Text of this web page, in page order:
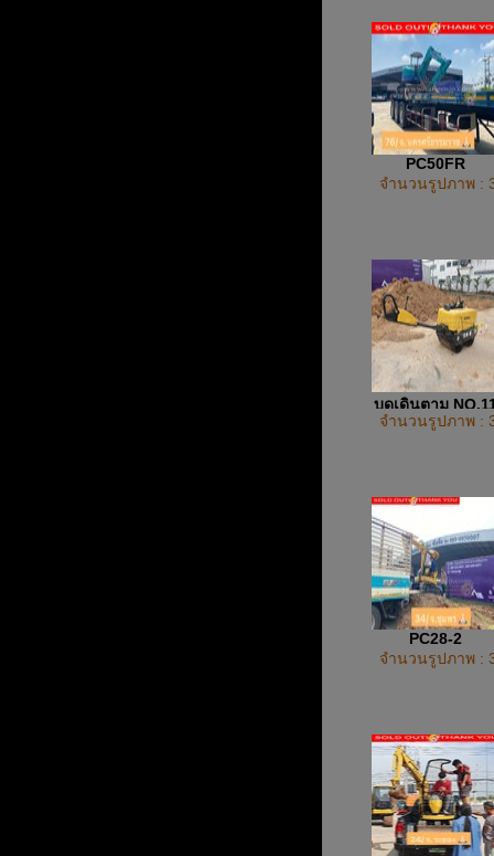
PC50FR
จำนวนรูปภาพ :
บดเดินตาม
จำนวนรูปภาพ :
PC28-2
จำนวนรูปภาพ :